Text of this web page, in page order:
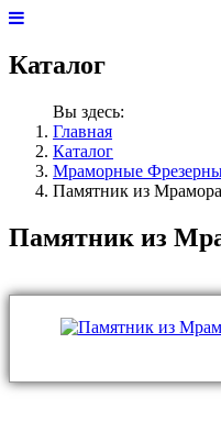
Каталог
Вы здесь:
Главная
Каталог
Мраморные
Памятник из
Памятник из